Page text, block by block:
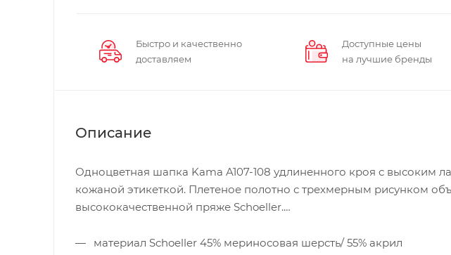
Быстро и качественно
доставляем
Доступные цены
на лучшие бренды
Описание
Одноцветная шапка Kama A107-108 удлиненного кроя с высоким
кожаной этикеткой. Плетеное полотно с трехмерным рисунком
высококачественной пряже Schoeller.
материал Schoeller 45% мериносовая шерсть/ 55% акрил